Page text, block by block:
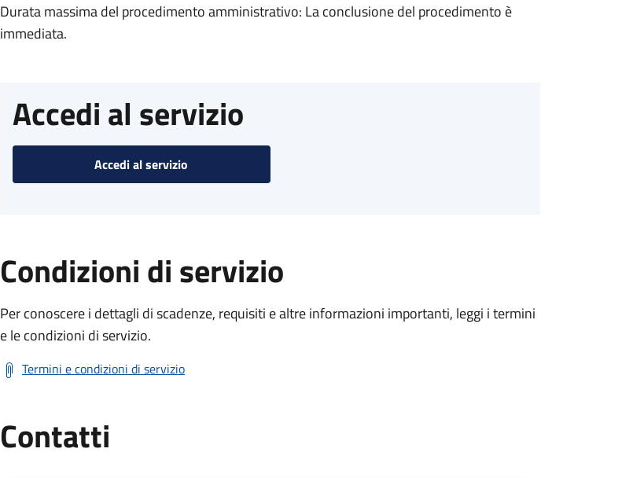
Durata massima del procedimento amministrativo: La conclusione del procedimento è
immediata.
Accedi al servizio
Accedi al servizio
Condizioni di servizio
Per conoscere i dettagli di scadenze, requisiti e altre informazioni importanti, leggi i termini
e le condizioni di servizio.
Termini e condizioni di servizio
Contatti